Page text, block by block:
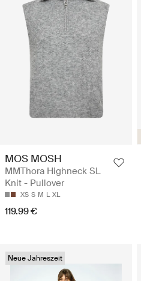
MOS MOSH
MMThora Highneck SL
Knit - Pullover
XS S M L XL
119.99 €
Neue Jahreszeit